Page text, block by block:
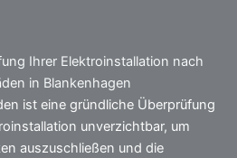
Ihrer Elektroinstallation nach
in Blankenhagen
ist eine gründliche Überprüfung
unverzichtbar, um
auszuschließen und die